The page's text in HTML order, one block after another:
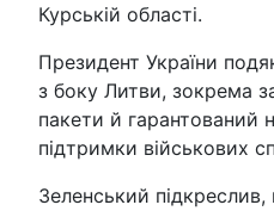
Курській області.
Президент України
з боку Литви, зокрема
пакети й гарантований
підтримки військових
Зеленський